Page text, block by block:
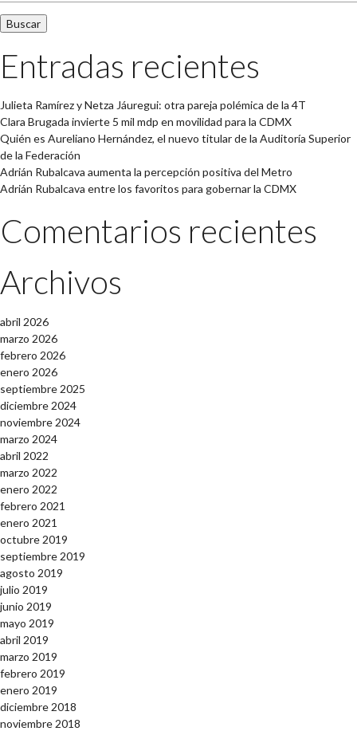
Entradas recientes
Julieta Ramírez y Netza Jáuregui: otra pareja polémica de la 4T
Clara Brugada invierte 5 mil mdp en movilidad para la CDMX
Quién es Aureliano Hernández, el nuevo titular de la Auditoría Superior
de la Federación
Adrián Rubalcava aumenta la percepción positiva del Metro
Adrián Rubalcava entre los favoritos para gobernar la CDMX
Comentarios recientes
Archivos
abril 2026
marzo 2026
febrero 2026
enero 2026
septiembre 2025
diciembre 2024
noviembre 2024
marzo 2024
abril 2022
marzo 2022
enero 2022
febrero 2021
enero 2021
octubre 2019
septiembre 2019
agosto 2019
julio 2019
junio 2019
mayo 2019
abril 2019
marzo 2019
febrero 2019
enero 2019
diciembre 2018
noviembre 2018